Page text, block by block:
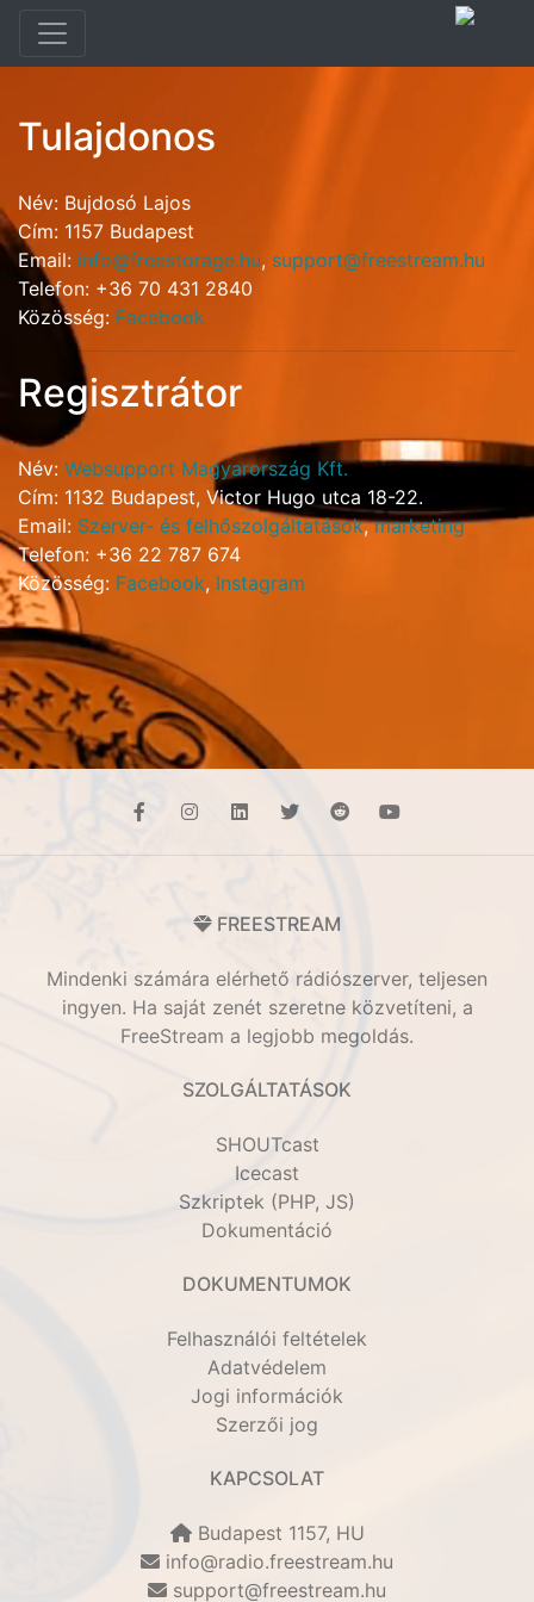
Tulajdonos
Név: Bujdosó Lajos
Cím: 1157 Budapest
Email: info@freestorage.hu, support@freestream.hu
Telefon: +36 70 431 2840
Közösség: Facebook
Regisztrátor
Név: Websupport Magyarország Kft.
Cím: 1132 Budapest, Victor Hugo utca 18-22.
Email: Szerver- és felhőszolgáltatások,marketing
Telefon: +36 22 787 674
Közösség: Facebook, Instagram
FREESTREAM
Mindenki számára elérhető rádiószerver, teljesen
ingyen. Ha saját zenét szeretne közvetíteni, a
FreeStream a legjobb megoldás.
SZOLGÁLTATÁSOK
SHOUTcast
Icecast
Szkriptek (PHP, JS)
Dokumentáció
DOKUMENTUMOK
Felhasználói feltételek
Adatvédelem
Jogi információk
Szerzői jog
KAPCSOLAT
Budapest 1157, HU
info@radio.freestream.hu
support@freestream.hu